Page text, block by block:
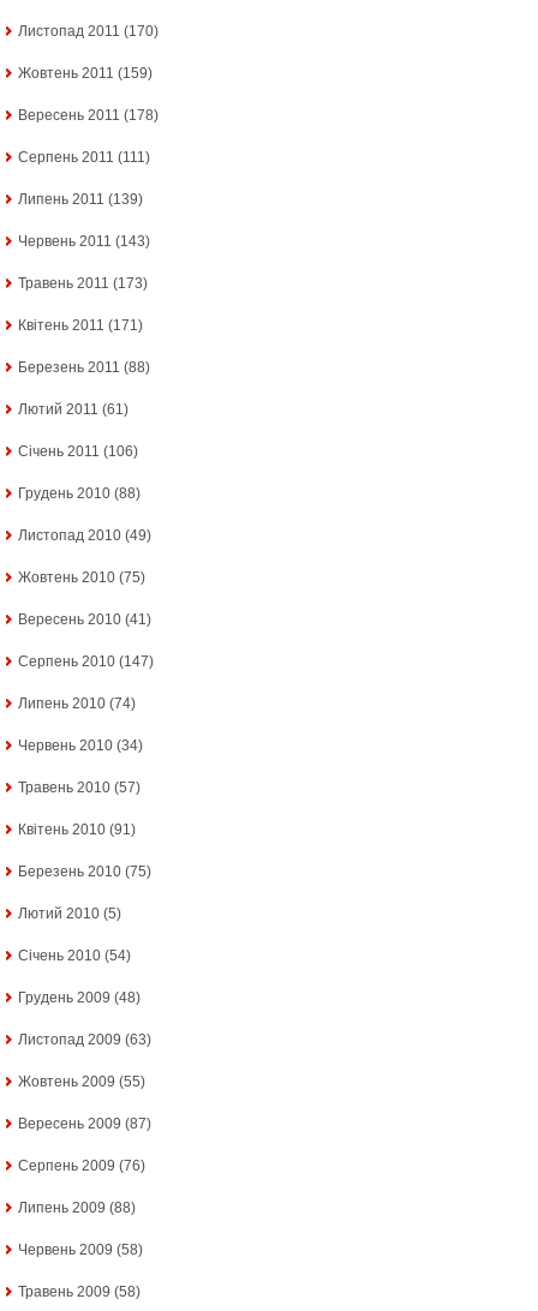
Листопад 2011 (170)
Жовтень 2011 (159)
Вересень 2011 (178)
Серпень 2011 (111)
Липень 2011 (139)
Червень 2011 (143)
Травень 2011 (173)
Квітень 2011 (171)
Березень 2011 (88)
Лютий 2011 (61)
Січень 2011 (106)
Грудень 2010 (88)
Листопад 2010 (49)
Жовтень 2010 (75)
Вересень 2010 (41)
Серпень 2010 (147)
Липень 2010 (74)
Червень 2010 (34)
Травень 2010 (57)
Квітень 2010 (91)
Березень 2010 (75)
Лютий 2010 (5)
Січень 2010 (54)
Грудень 2009 (48)
Листопад 2009 (63)
Жовтень 2009 (55)
Вересень 2009 (87)
Серпень 2009 (76)
Липень 2009 (88)
Червень 2009 (58)
Травень 2009 (58)